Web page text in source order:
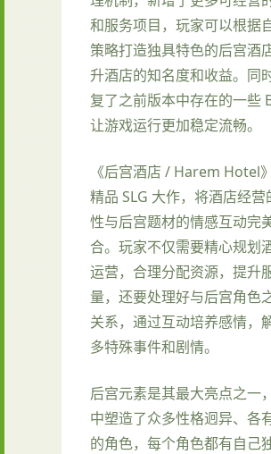
和服务项目，玩家可以根据
策略打造独具特色的后宫酒
升酒店的知名度和收益。同
复了之前版本中存在的一些
让游戏运行更加稳定流畅。
《后宫酒店 / Harem Hotel
精品 SLG 大作，将酒店经营
性与后宫题材的情感互动完
合。玩家不仅需要精心规划
运营，合理分配资源，提升
量，还要处理好与后宫角色
关系，通过互动培养感情，
多特殊事件和剧情。
后宫元素是其最大亮点之一
中塑造了众多性格迥异、各
的角色，每个角色都有自己